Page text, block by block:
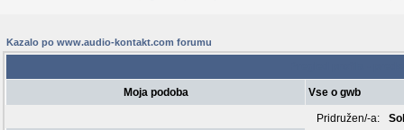
Kazalo po www.audio-kontakt.com forumu
Moja podoba Vse o gwb
Pridružen/-a: